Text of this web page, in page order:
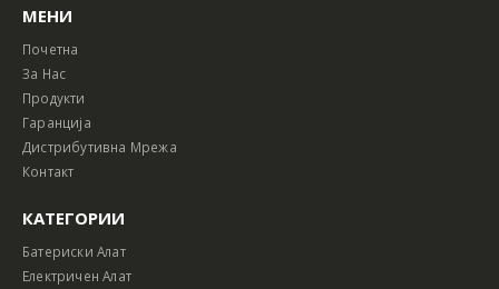
МЕНИ
Почетна
За Нас
Продукти
Гаранција
Дистрибутивна Мрежа
Контакт
КАТЕГОРИИ
Батериски Алат
Електричен Алат